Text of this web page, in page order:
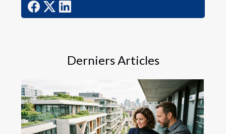
Derniers Articles